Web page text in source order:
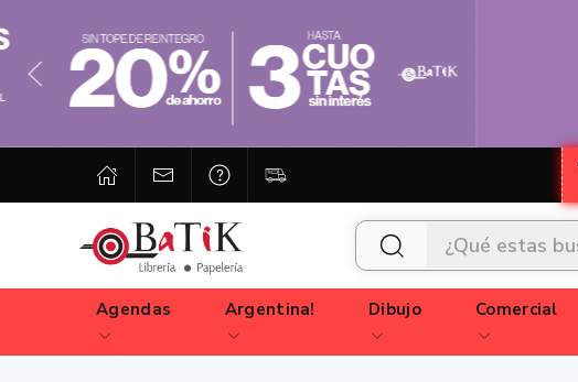
Agendas Argentina! Dibujo Comercial